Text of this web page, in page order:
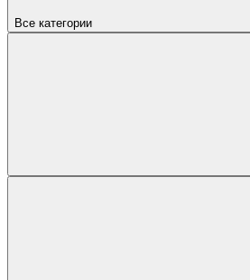
Все категории